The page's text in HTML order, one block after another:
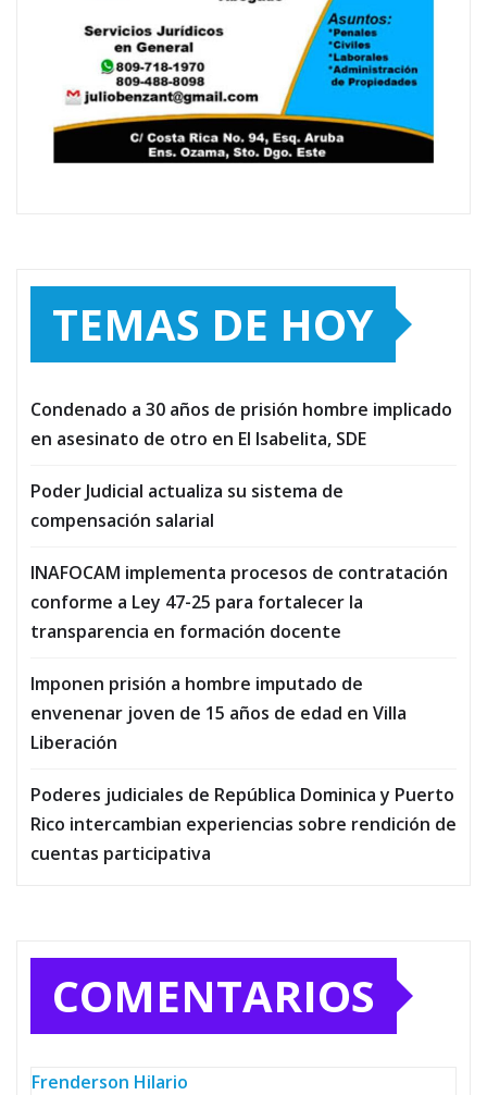
TEMAS DE HOY
Condenado a 30 años de prisión hombre implicado
en asesinato de otro en El Isabelita, SDE
Poder Judicial actualiza su sistema de
compensación salarial
INAFOCAM implementa procesos de contratación
conforme a Ley 47-25 para fortalecer la
transparencia en formación docente
Imponen prisión a hombre imputado de
envenenar joven de 15 años de edad en Villa
Liberación
Poderes judiciales de República Dominica y Puerto
Rico intercambian experiencias sobre rendición de
cuentas participativa
COMENTARIOS
Frenderson Hilario